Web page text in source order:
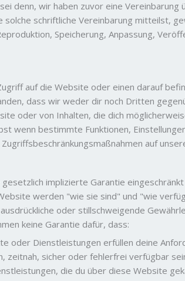
denn, wir haben zuvor eine
solche schriftliche Vereinbarung mitteilst,
Speicherung, Anpassung,
auf die Website oder einen darauf
dass wir weder dir noch Dritten
oder von Inhalten, die dich
wenn bestimmte Funktionen,
auf
implizierte Garantie
werden "wie sie sind" und "wie
oder stillschweigende
keine Garantie dafür, dass:
oder Dienstleistungen erfüllen deine
zeitnah, sicher oder fehlerfrei verfügbar
die du über diese Website